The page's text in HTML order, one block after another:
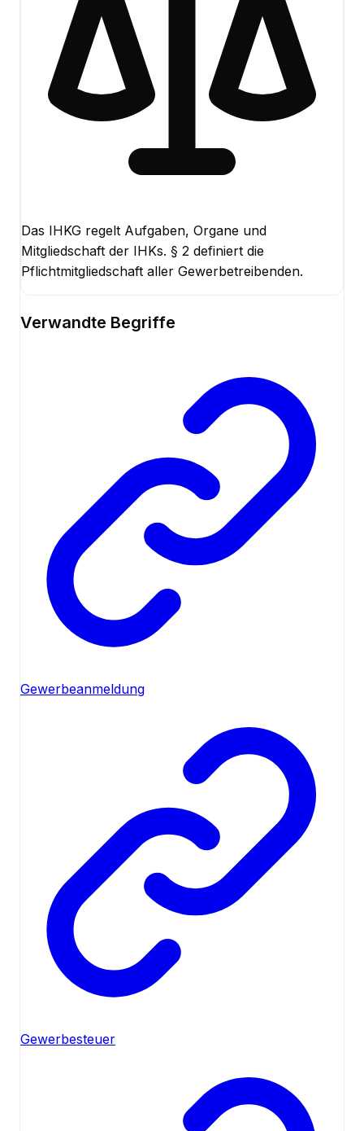
Das IHKG regelt Aufgaben, Organe und
Mitgliedschaft der IHKs. § 2 definiert die
Pflichtmitgliedschaft aller Gewerbetreibenden.
Verwandte Begriffe
Gewerbeanmeldung
Gewerbesteuer